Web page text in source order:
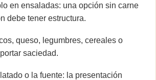
en ensaladas: una opción sin carne
debe tener estructura.
queso, legumbres, cereales o
saciedad.
o la fuente: la presentación